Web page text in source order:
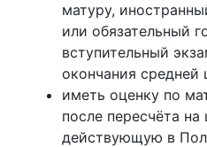
матуру,
или обязательный
вступительный
окончания средней
иметь оценку по
после пересчёта
действующую в